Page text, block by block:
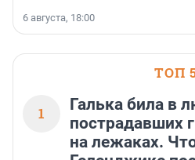
6 августа, 18:00
ТОП
1
Галька била в
пострадавших
на лежаках.